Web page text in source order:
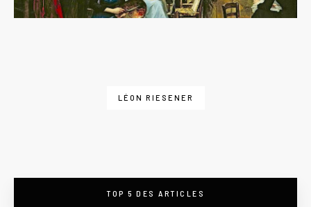
LÉON RIESENER
TOP 5 DES ARTICLES